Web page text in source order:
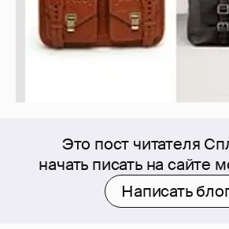
Это пост читателя
начать писать на сайте
Написать